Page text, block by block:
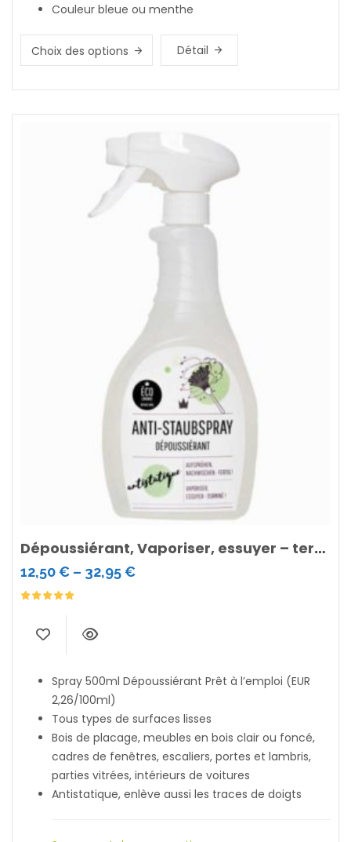
Couleur bleue ou menthe
Choix des options Détail
Dépoussiérant, Vaporiser, essuyer – terminé !
12,50€ – 32,95€
Spray 500ml Dépoussiérant Prêt à l’emploi (EUR
2,26/100ml)
Tous types de surfaces lisses
Bois de placage, meubles en bois clair ou foncé,
cadres de fenêtres, escaliers, portes et lambris,
parties vitrées, intérieurs de voitures
Antistatique, enlève aussi les traces de doigts